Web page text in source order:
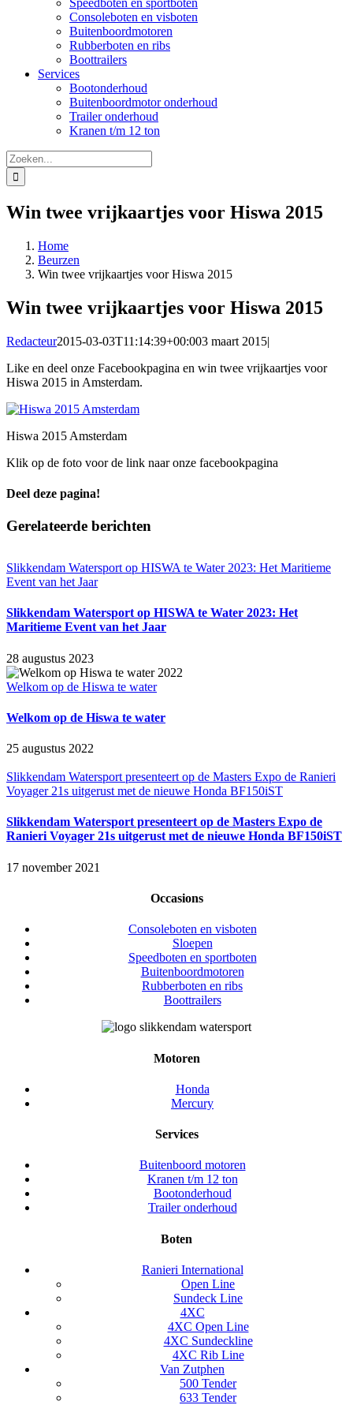
Speedboten en sportboten
Consoleboten en visboten
Buitenboordmotoren
Rubberboten en ribs
Boottrailers
Services
Bootonderhoud
Buitenboordmotor onderhoud
Trailer onderhoud
Kranen t/m 12 ton
Zoeken
naar:
Win twee vrijkaartjes voor Hiswa 2015
Home
Beurzen
Win twee vrijkaartjes voor Hiswa 2015
Win twee vrijkaartjes voor Hiswa 2015
Redacteur2015-03-03T11:14:39+00:003 maart 2015|
Like en deel onze Facebookpagina en win twee vrijkaartjes voor
Hiswa 2015 in Amsterdam.
Hiswa 2015 Amsterdam
Klik op de foto voor de link naar onze facebookpagina
Deel deze pagina!
Facebook
X
LinkedIn
WhatsApp
E-
Gerelateerde berichten
Slikkendam Watersport op HISWA te Water 2023: Het Maritieme
Event van het Jaar
Slikkendam Watersport op HISWA te Water 2023: Het
Maritieme Event van het Jaar
28 augustus 2023
Welkom op de Hiswa te water
Welkom op de Hiswa te water
25 augustus 2022
Slikkendam Watersport presenteert op de Masters Expo de Ranieri
Voyager 21s uitgerust met de nieuwe Honda BF150iST
Slikkendam Watersport presenteert op de Masters Expo de
Ranieri Voyager 21s uitgerust met de nieuwe Honda BF150iST
17 november 2021
Occasions
Consoleboten en visboten
Sloepen
Speedboten en sportboten
Buitenboordmotoren
Rubberboten en ribs
Boottrailers
Motoren
Honda
Mercury
Services
Buitenboord motoren
Kranen t/m 12 ton
Bootonderhoud
Trailer onderhoud
Boten
Ranieri International
Open Line
Sundeck Line
4XC
4XC Open Line
4XC Sundeckline
4XC Rib Line
Van Zutphen
500 Tender
633 Tender